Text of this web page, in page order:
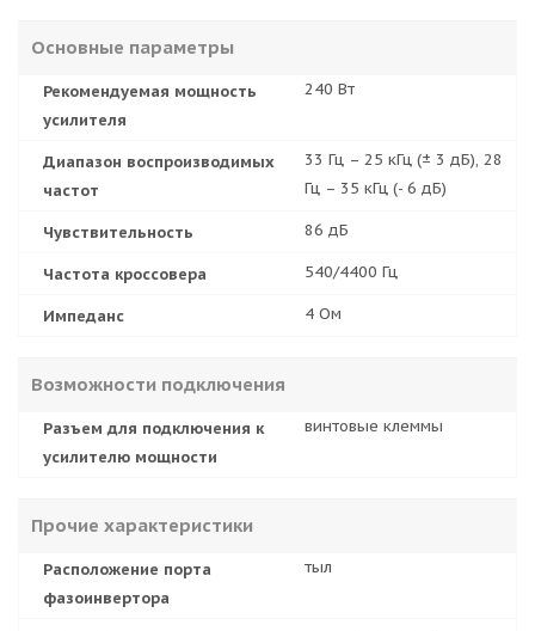
Основные параметры
Рекомендуемая мощность
усилителя
240 Вт
Диапазон воспроизводимых
частот
33 Гц – 25 кГц (± 3 дБ), 28
Гц – 35 кГц (- 6 дБ)
Чувствительность 86 дБ
Частота кроссовера 540/4400 Гц
Импеданс 4 Ом
Возможности подключения
Разъем для подключения к
усилителю мощности
винтовые клеммы
Прочие характеристики
Расположение порта
фазоинвертора
тыл